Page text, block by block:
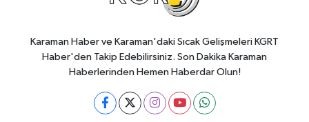
Karaman Haber ve Karaman'daki Sıcak Gelişmeleri KGRT
Haber'den Takip Edebilirsiniz. Son Dakika Karaman
Haberlerinden Hemen Haberdar Olun!